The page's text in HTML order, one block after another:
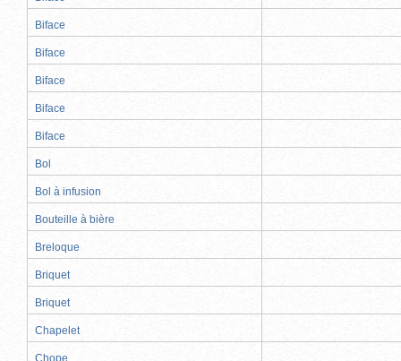
Biface
Biface
Biface
Biface
Biface
Bol
Bol à infusion
Bouteille à bière
Breloque
Briquet
Briquet
Chapelet
Chope